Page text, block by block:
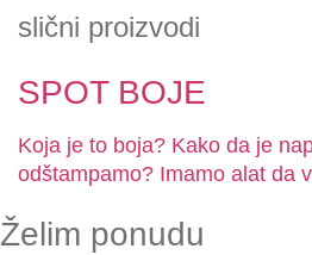
slični proizvodi
SPOT BOJE
Koja je to boja? Kako da je
odštampamo? Imamo alat da
Želim ponudu